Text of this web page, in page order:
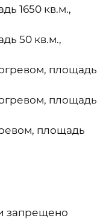
1650 кв.м.,
50 кв.м.,
площадь
площадь
площадь
запрещено